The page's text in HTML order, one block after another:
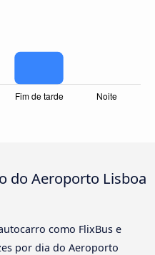
do Aeroporto Lisboa
como FlixBus e
por dia do Aeroporto